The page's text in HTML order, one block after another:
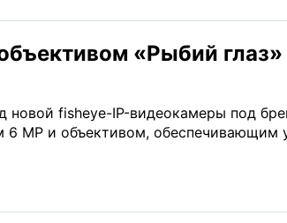
«Рыбий глаз»
fisheye-IP-видеокамеры под
6 МР и объективом, обеспечивающим